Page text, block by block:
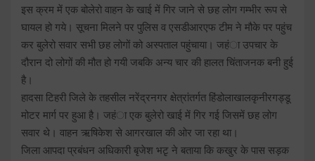
इस क्रम में एक बोलेरो वाहन के खाई में गिर जाने से छह लोग गम्भीर रूप से
घायल हो गये। सूचना मिलने पर पुलिस व एसडीआरएफ टीम ने मौके पर पहुंच
कर बुलेरो सवार सभी छह लोगों को अस्पताल पहुंचाया। जहंा उपचार के
दौरान दो लोगों की मौत हो गयी जबकि अन्य चार की हालत चिंताजनक बनी हुई
है।
हादसा टिहरी जिले के तहसील नरेंद्रनगर क्षेत्रांतर्गत हिंडोलाखालकृनीरगड्डू
मोटर मार्ग पर हुआ है। जहंा एक बुलेरो खाई में गिर गई जिसमें छह लोग
सवार थे। वाहन ऋषिकेश से आगरखाल की ओर जा रहा था।
जिला आपदा प्रबंधन अधिकारी बृजेश भटृ ने बताया कि कखुर के पास सड़क